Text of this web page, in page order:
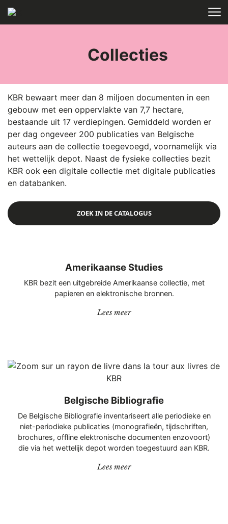
Skip to main content
Collecties
KBR bewaart meer dan 8 miljoen documenten in een
gebouw met een oppervlakte van 7,7 hectare,
bestaande uit 17 verdiepingen. Gemiddeld worden er
per dag ongeveer 200 publicaties van Belgische
auteurs aan de collectie toegevoegd, voornamelijk via
het wettelijk depot. Naast de fysieke collecties bezit
KBR ook een digitale collectie met digitale publicaties
en databanken.
ZOEK IN DE CATALOGUS
Amerikaanse Studies
KBR bezit een uitgebreide Amerikaanse collectie, met
papieren en elektronische bronnen.
Lees meer“Amerikaanse Studies”
Belgische Bibliografie
De Belgische Bibliografie inventariseert alle periodieke en
niet-periodieke publicaties (monografieën, tijdschriften,
brochures, offline elektronische documenten enzovoort)
die via het wettelijk depot worden toegestuurd aan KBR.
Lees meer“Belgische Bibliografie”